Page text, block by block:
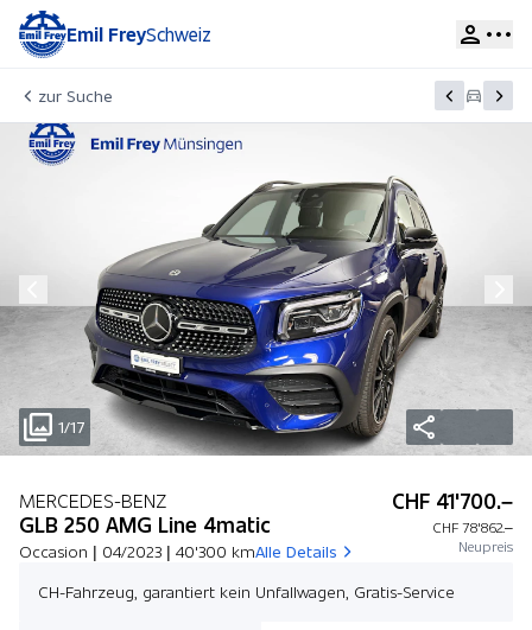
Emil FreySchweiz
zur Suche
1/17
MERCEDES-BENZ
GLB 250 AMG Line 4matic
Occasion | 04/2023 | 40'300 kmAlle Details
CHF 41'700.–
CHF 78'862.–
Neupreis
CH-Fahrzeug, garantiert kein Unfallwagen, Gratis-Service